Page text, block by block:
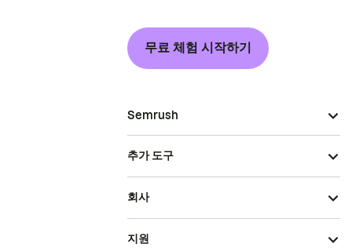
무료 체험 시작하기
Semrush
추가 도구
회사
지원